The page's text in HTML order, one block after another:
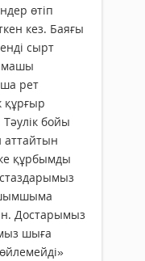
өтіп
кез. Баяғы
сырт
рет
құрғыр
бойы
аттайтын
құрбымды
шымшыма
Достарымыз
шыға